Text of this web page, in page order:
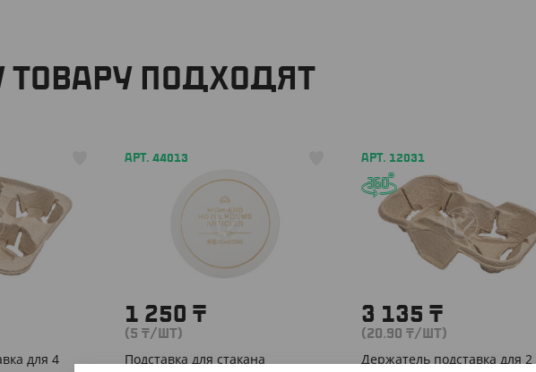
ТОВАРУ ПОДХОДЯТ
для 4
АРТ. 44013
1 250 ₸
(5 ₸/ШТ)
Подставка для стакана
АРТ. 12031
3 135 ₸
(20.90 ₸/ШТ)
Держатель подставка для 2